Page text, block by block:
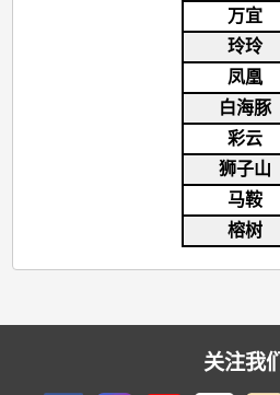
万宜
玲玲
凤凰
白海豚
彩云
狮子山
马鞍
榕树
关注我们